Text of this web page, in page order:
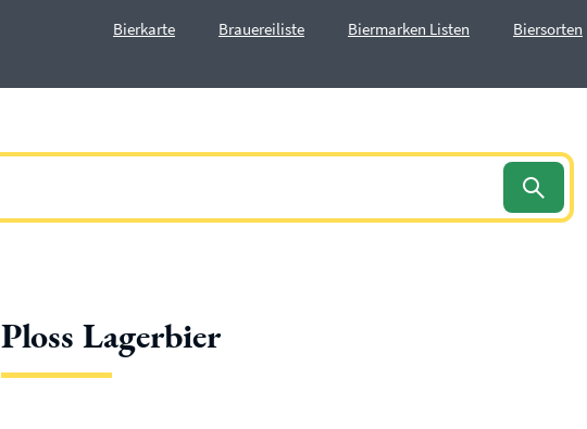
Bierkarte Brauereiliste Biermarken Listen Biersorten
Ploss Lagerbier